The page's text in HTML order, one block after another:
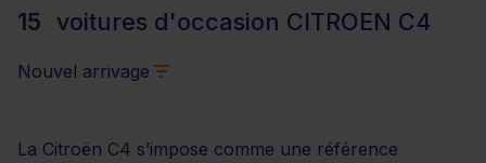
15 voitures d'occasion CITROEN C4
Nouvel arrivage
La Citroën C4 s’impose comme une référence